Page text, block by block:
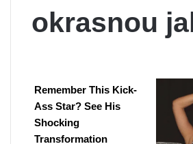
okrasnou